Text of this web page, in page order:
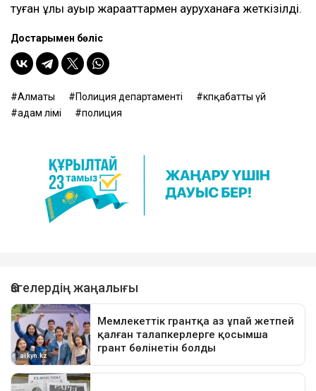
туған ұлы ауыр жарақаттармен ауруханаға жеткізілді.
Достарыңмен бөліс
Алматы Полиция департаменті
көпқабатты үй
адам өлімі
полиция